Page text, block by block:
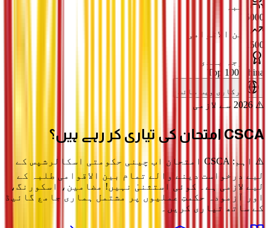
طلبہ
25000
بین الاقوامی
1500
درجہ بندی
Top 100 China
سرکاری ویب سائٹ
⚠️ 2026 سے لازمی
CSCA امتحان کی تیاری کر رہے ہیں؟
⚠️ اہم: CSCA امتحان اب چینی حکومتی اسکالرشپس کے
لیے درخواست دینے والے تمام بین الاقوامی طلبہ کے
لیے لازمی ہے۔ کوئی استثنیٰ نہیں! مضامین، اسکورنگ،
اور آزمودہ حکمتِ عملیوں پر مشتمل ہماری جامع گائیڈ
کے ساتھ تیاری کریں۔